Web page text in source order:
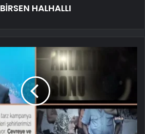
BİRSEN HALHALLI